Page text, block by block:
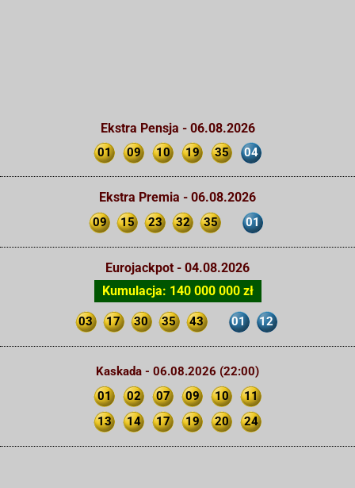
Ekstra Pensja - 06.08.2026
01 09 10 19 35 04
Ekstra Premia - 06.08.2026
09 15 23 32 35 01
Eurojackpot - 04.08.2026
Kumulacja: 140 000 000 zł
03 17 30 35 43 01 12
Kaskada - 06.08.2026 (22:00)
01
02 07 09 10
11
13
14 17 19 20 24